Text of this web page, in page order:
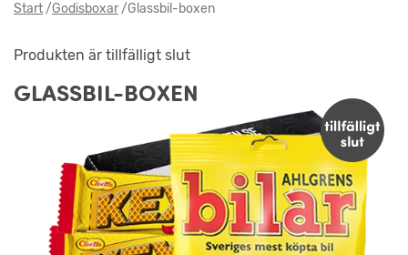
Start/Godisboxar/Glassbil-boxen
GLASSBIL-BOXEN
Produkten är tillfälligt slut